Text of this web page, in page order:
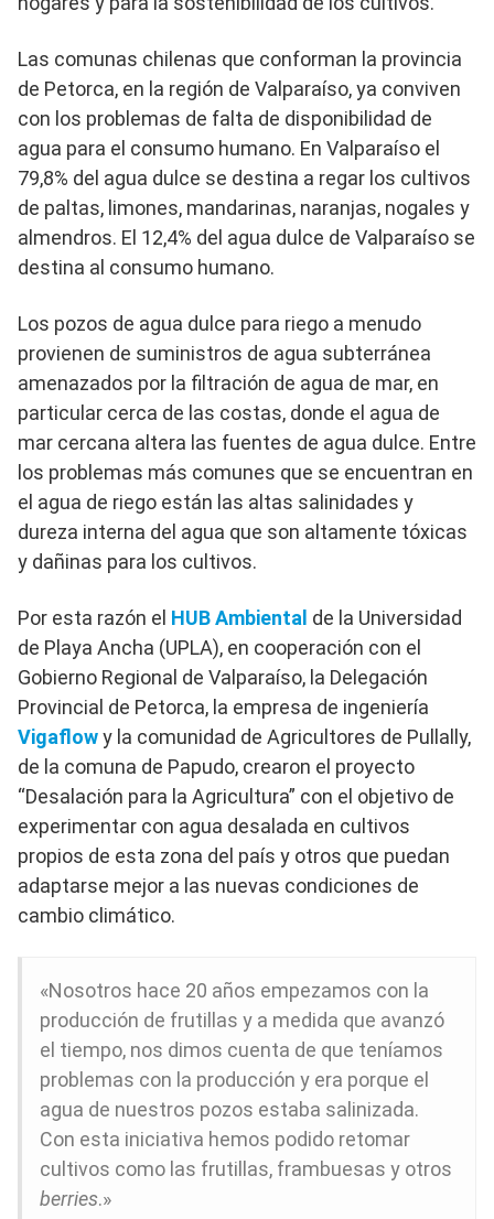
Las comunas chilenas que conforman la provincia
de Petorca, en la región de Valparaíso, ya conviven
con los problemas de falta de disponibilidad de
agua para el consumo humano. En Valparaíso el
79,8% del agua dulce se destina a regar los cultivos
de paltas, limones, mandarinas, naranjas, nogales y
almendros. El 12,4% del agua dulce de Valparaíso se
destina al consumo humano.
Los pozos de agua dulce para riego a menudo
provienen de suministros de agua subterránea
amenazados por la filtración de agua de mar, en
particular cerca de las costas, donde el agua de
mar cercana altera las fuentes de agua dulce. Entre
los problemas más comunes que se encuentran en
el agua de riego están las altas salinidades y
dureza interna del agua que son altamente tóxicas
y dañinas para los cultivos.
Por esta razón el HUB Ambiental de la Universidad
de Playa Ancha (UPLA), en cooperación con el
Gobierno Regional de Valparaíso, la Delegación
Provincial de Petorca, la empresa de ingeniería
Vigaflowy la comunidad de Agricultores de Pullally,
de la comuna de Papudo, crearon el proyecto
“Desalación para la Agricultura” con el objetivo de
experimentar con agua desalada en cultivos
propios de esta zona del país y otros que puedan
adaptarse mejor a las nuevas condiciones de
cambio climático.
«Nosotros hace 20 años empezamos con la
producción de frutillas y a medida que avanzó
el tiempo, nos dimos cuenta de que teníamos
problemas con la producción y era porque el
agua de nuestros pozos estaba salinizada.
Con esta iniciativa hemos podido retomar
cultivos como las frutillas, frambuesas y otros
berries.»